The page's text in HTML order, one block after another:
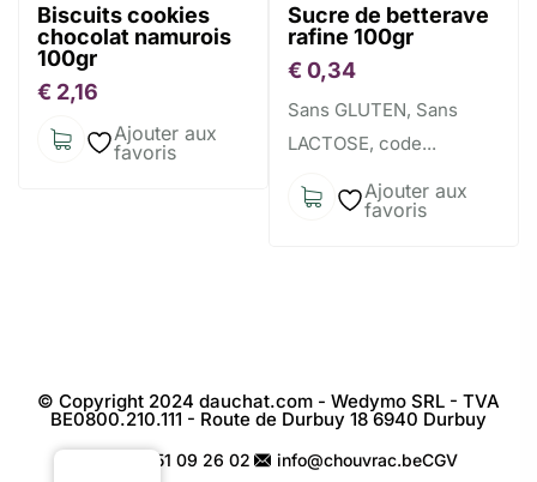
Biscuits cookies
chocolat namurois
100gr
€ 2,16
Ajouter aux
favoris
Sucre de betterave
rafine 100gr
€ 0,34
Sans GLUTEN, Sans
LACTOSE, code...
Ajouter aux
favoris
© Copyright 2024 dauchat.com - Wedymo SRL - TVA
BE0800.210.111 - Route de Durbuy 18 6940 Durbuy
+32 451 09 26 02 info@chouvrac.beCGV